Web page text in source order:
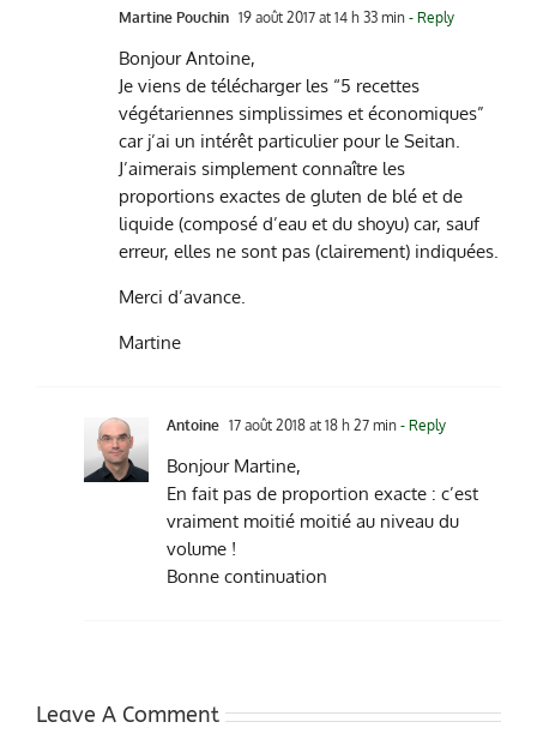
Martine Pouchin 19 août 2017 at 14 h 33 min - Reply
Bonjour Antoine,
Je viens de télécharger les “5 recettes
végétariennes simplissimes et économiques”
car j’ai un intérêt particulier pour le Seitan.
J’aimerais simplement connaître les
proportions exactes de gluten de blé et de
liquide (composé d’eau et du shoyu) car, sauf
erreur, elles ne sont pas (clairement) indiquées.
Merci d’avance.
Martine
Antoine 17 août 2018 at 18 h 27 min - Reply
Bonjour Martine,
En fait pas de proportion exacte : c’est
vraiment moitié moitié au niveau du
volume !
Bonne continuation
Leave A Comment